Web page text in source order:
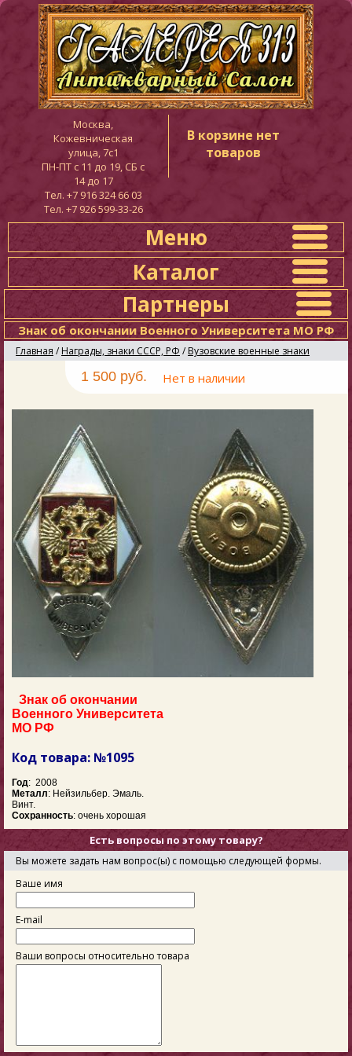
Москва,
Кожевническая
улица, 7с1
ПН-ПТ c 11 до 19, СБ с
14 до 17
Тел. +7 916 324 66 03
Тел. +7 926 599-33-26
В корзине нет
товаров
Меню
Каталог
Партнеры
Знак об окончании Военного Университета МО РФ
Главная / Награды, знаки СССР, РФ / Вузовские военные знаки
1 500 руб. Нет в наличии
Знак об окончании
Военного Университета
МО РФ
Код товара: №1095
Год: 2008
Металл: Нейзильбер. Эмаль.
Винт.
Сохранность: очень хорошая
Есть вопросы по этому товару?
Вы можете задать нам вопрос(ы) с помощью следующей формы.
Ваше имя
E-mail
Ваши вопросы относительно товара